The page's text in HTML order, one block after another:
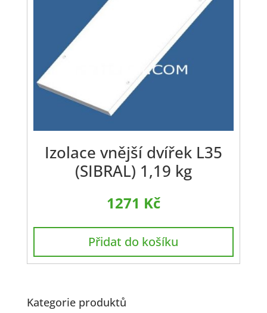
Izolace vnější dvířek L35
(SIBRAL) 1,19 kg
1271 Kč
Přidat do košíku
Kategorie produktů